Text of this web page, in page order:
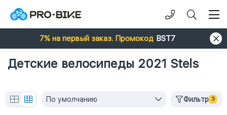
7% на первый заказ. Промокод BST7
Детские велосипеды 2021 Stels
По умолчанию Фильтр 3